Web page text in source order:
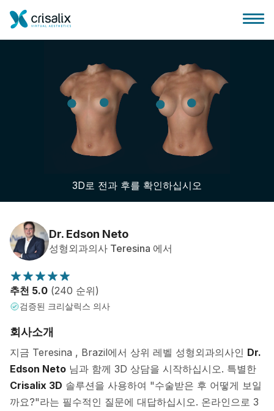
3D 비즈니스 플랫폼
환자 후기
3D로 전과 후를 확인하십시오
Dr. Edson Neto
성형외과의사 Teresina 에서
추천 5.0 (240 순위)
검증된 크리살릭스 의사
회사소개
지금 Teresina , Brazil에서 상위 레벨 성형외과의사인 Dr.
Edson Neto 님과 함께 3D 상담을 시작하십시오. 특별한
Crisalix 3D 솔루션을 사용하여 "수술받은 후 어떻게 보일
까요?"라는 필수적인 질문에 대답하십시오. 온라인으로 3